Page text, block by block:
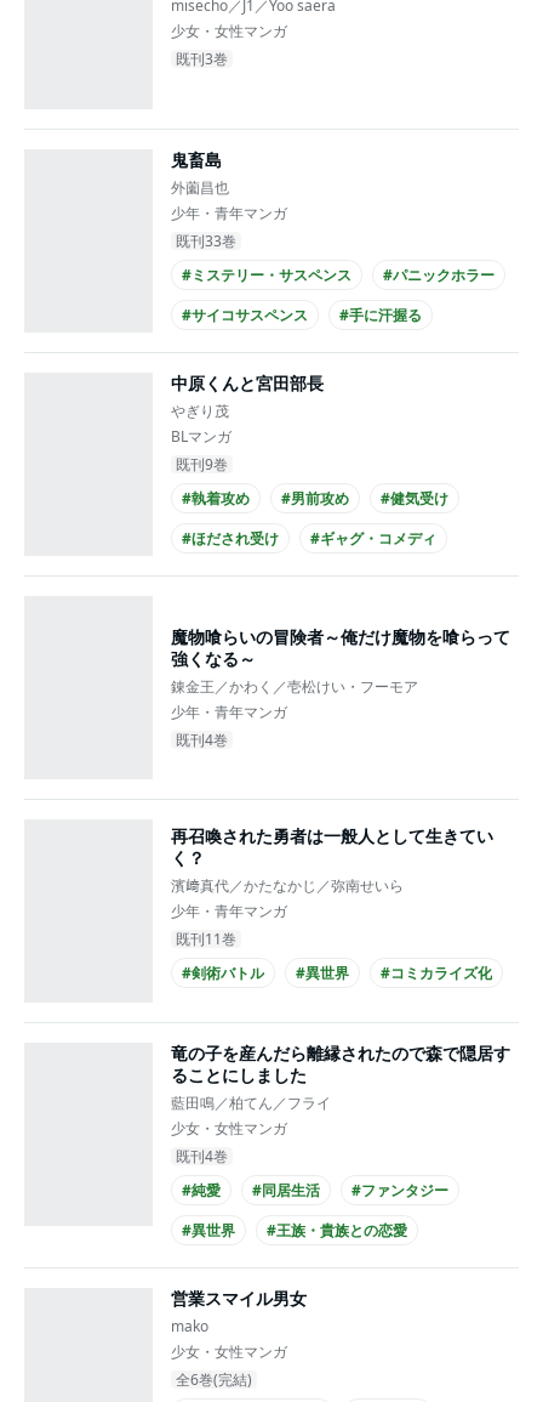
misecho／J1／Yoo saera
少女・女性マンガ
既刊3巻
鬼畜島
外薗昌也
少年・青年マンガ
既刊33巻
#ミステリー・サスペンス
#パニックホラー
#サイコサスペンス
#手に汗握る
#とてもバイオレンス
#大学生
中原くんと宮田部長
やぎり茂
BLマンガ
既刊9巻
#執着攻め
#男前攻め
#健気受け
#ほだされ受け
#ギャグ・コメディ
#シュール
#先輩・後輩
#年下攻め
魔物喰らいの冒険者～俺だけ魔物を喰らって
強くなる～
錬金王／かわく／壱松けい・フーモア
少年・青年マンガ
既刊4巻
再召喚された勇者は一般人として生きてい
く？
濱﨑真代／かたなかじ／弥南せいら
少年・青年マンガ
既刊11巻
#剣術バトル
#異世界 #コミカライズ化
竜の子を産んだら離縁されたので森で隠居す
ることにしました
藍田鳴／柏てん／フライ
少女・女性マンガ
既刊4巻
#純愛
#同居生活
#ファンタジー
#異世界
#王族・貴族との恋愛
#クール男子
#主人公が10代女性
#コミカライズ化
営業スマイル男女
mako
少女・女性マンガ
全6巻(完結)